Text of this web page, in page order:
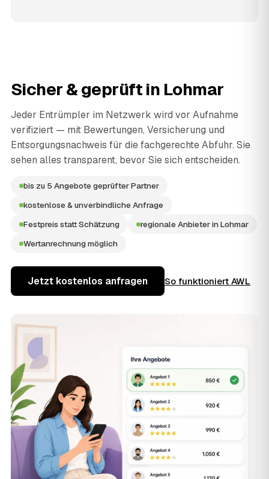
Sicher & geprüft in Lohmar
Jeder Entrümpler im Netzwerk wird vor Aufnahme
verifiziert — mit Bewertungen, Versicherung und
Entsorgungsnachweis für die fachgerechte Abfuhr. Sie
sehen alles transparent, bevor Sie sich entscheiden.
bis zu 5 Angebote geprüfter Partner
kostenlose & unverbindliche Anfrage
Festpreis statt Schätzung
regionale Anbieter in Lohmar
Wertanrechnung möglich
Jetzt kostenlos anfragen So funktioniert AWL